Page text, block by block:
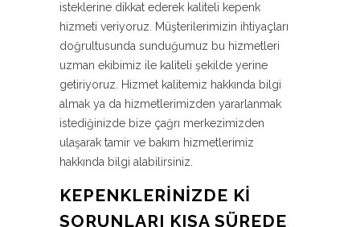
isteklerine dikkat ederek kaliteli kepenk
hizmeti veriyoruz. Müşterilerimizin ihtiyaçları
doğrultusunda sunduğumuz bu hizmetleri
uzman ekibimiz ile kaliteli şekilde yerine
getiriyoruz. Hizmet kalitemiz hakkında bilgi
almak ya da hizmetlerimizden yararlanmak
istediğinizde bize çağrı merkezimizden
ulaşarak tamir ve bakım hizmetlerimiz
hakkında bilgi alabilirsiniz.
KEPENKLERINIZDE KI
SORUNLARI KISA SÜREDE